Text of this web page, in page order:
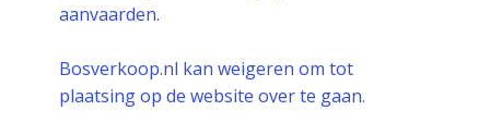
aanvaarden.
Bosverkoop.nl kan weigeren om tot
plaatsing op de website over te gaan.